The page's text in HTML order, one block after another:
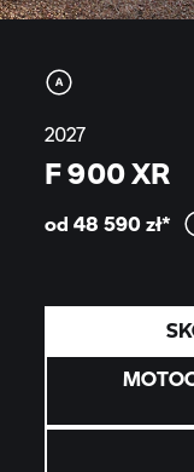
2027
F 900 XR
od 48 590zł*